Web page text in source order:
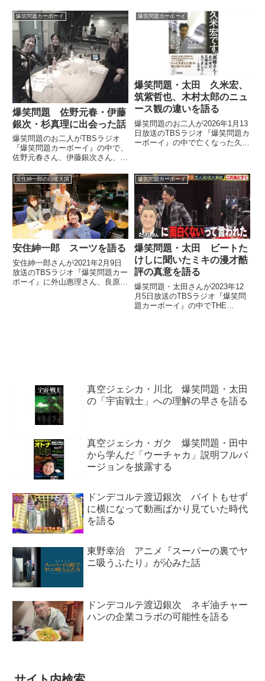
（江藤愛）さあ、それでは、この
コーナーに参りましょう。お笑い
芸人の方々がナビゲーターとなっ
て、気になる物事のランキング
を...
問題のお二人と実際にたけしさん
に言われた状況を振り返っていま
爆笑問題カーボーイ
爆笑問題 佐野元春・伊藤
銀次・杉真理に出会った話
爆笑問題のお二人がTBSラジオ
『爆笑問題カーボーイ』の中で、
佐野元春さん、伊藤銀次さん、杉
た話をしていました。（田中裕
二）そう言えば、去年のこの『メ
ール1』の収録が1週間前にあっ
て。終わってね、したらちょう
ど...
爆笑問題カーボーイ
爆笑問題・太田 久米宏、
筑紫哲也、木村太郎のニュ
ース観の違いを語る
爆笑問題のお二人が2026年1月13
日放送のTBSラジオ『爆笑問題カ
ーボーイ』の中で亡くなった久米
合い方を聞き、その三者三様の回
答を紹介していました。
安住紳一郎の日曜天国
安住紳一郎 スーツを語る
安住紳一郎さんが2021年2月9日
放送のTBSラジオ『爆笑問題カー
ボーイ』に外山惠理さん、良原安
爆笑問題カーボーイ
爆笑問題・太田 ビートた
けしに聞いたミキの漫才酷
評の真意を語る
爆笑問題・太田さんが2023年12
月5日放送のTBSラジオ『爆笑問
題カーボーイ』の中でTHE
真空ジェシカ・川北 爆笑問題・太田
の「宇宙戦士」への理解の早さを語る
真空ジェシカ・ガク 爆笑問題・田中
から学んだ「ウーチャカ」説明フルバ
ージョンを披露する
ドンデコルテ渡辺銀次 バイトもせず
に横になって動画ばかり見ていた時代
を語る
東野幸治 アニメ『スーパーの裏でヤ
ニ吸うふたり』が沁みた話
ドンデコルテ渡辺銀次 ネギ油チャー
ハンの企業コラボの可能性を語る